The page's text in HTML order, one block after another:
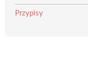
Przypisy